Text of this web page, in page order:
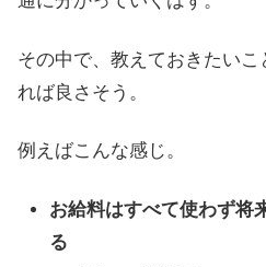
その中で、教えておきたいこ
れば良さそう。
例えばこんな感じ。
お給料はすべて使わず将
る